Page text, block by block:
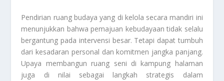
Pendirian ruang budaya yang di kelola secara mandiri ini
menunjukkan bahwa pemajuan kebudayaan tidak selalu
bergantung pada intervensi besar. Tetapi dapat tumbuh
dari kesadaran personal dan komitmen jangka panjang.
Upaya membangun ruang seni di kampung halaman
juga di nilai sebagai langkah strategis dalam